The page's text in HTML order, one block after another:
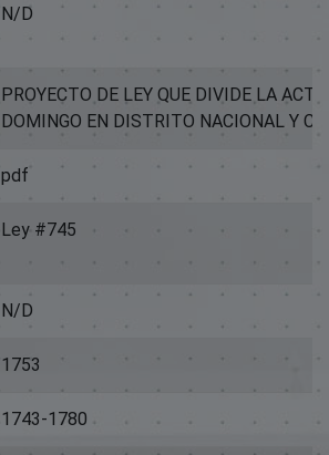
N/D
PROYECTO DE LEY QUE DIVIDE LA
DOMINGO EN DISTRITO NACIONAL Y
pdf
Ley #745
N/D
1753
1743-1780